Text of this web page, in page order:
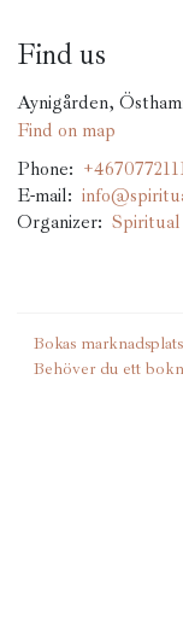
Find us
Aynigården,
Find on map
Phone:
E-mail:
Organizer:
Bokas marknadsplats
Behöver du ett